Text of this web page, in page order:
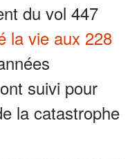
du vol 447
la vie aux 228
suivi pour
la catastrophe